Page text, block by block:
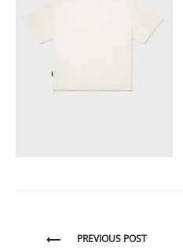
BerichtPREVIOUS POST